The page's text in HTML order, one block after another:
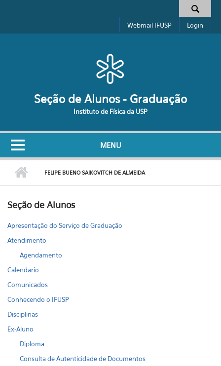
Formulário de busca
Webmail IFUSP Login
Seção de Alunos - Graduação
Instituto de Física da USP
MENU
FELIPE BUENO SAIKOVITCH DE ALMEIDA
Seção de Alunos
Apresentação do Serviço de Graduação
Atendimento
Agendamento
Calendario
Comunicados
Conhecendo o IFUSP
Disciplinas
Ex-Aluno
Diploma
Consulta de Autenticidade de Documentos